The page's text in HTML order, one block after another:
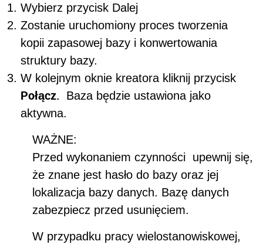
Wybierz przycisk Dalej
Zostanie uruchomiony proces tworzenia
kopii zapasowej bazy i konwertowania
struktury bazy.
W kolejnym oknie kreatora kliknij przycisk
Połącz. Baza będzie ustawiona jako
aktywna.
WAŻNE:
Przed wykonaniem czynności upewnij się,
że znane jest hasło do bazy oraz jej
lokalizacja bazy danych. Bazę danych
zabezpiecz przed usunięciem.
W przypadku pracy wielostanowiskowej,